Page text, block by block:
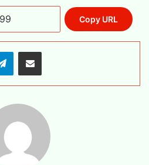
Copy URL
TelegramShare via Email